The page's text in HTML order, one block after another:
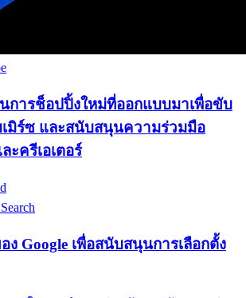
การช็อปปิ้งใหม่ที่ออกแบบมาเพื่อขับ
มิร์ซ และสนับสนุนความร่วมมือ
ะครีเอเตอร์
ง Google เพื่อสนับสนุนการเลือกตั้ง